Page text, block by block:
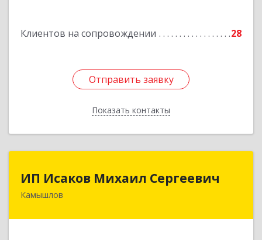
Клиентов на сопровождении 28
Отправить заявку
Показать контакты
Отправить заявку
Назад
ИП Исаков Михаил Сергеевич
Камышлов
624860, Свердловская обл, Камышлов г, Ленина